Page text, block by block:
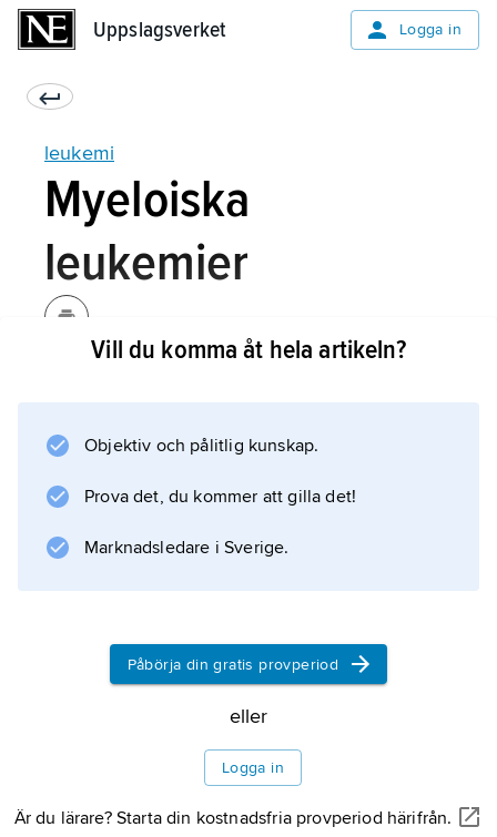
Uppslagsverket Logga in
leukemi
Myeloiska
leukemier
vanligast hos vuxna. Medelåldern för patienter
hos vilka sjukdomen upptäcks är ca 65 år.
Sjukligt förändrade förstadier till blodkroppar
blodbildning. Mängden leukemiceller i det
Information om artikeln
Vill du komma åt hela artikeln?
Objektiv och pålitlig kunskap.
Prova det, du kommer att gilla det!
Marknadsledare i Sverige.
Påbörja din gratis provperiod
eller
Logga in
Är du lärare? Starta din kostnadsfria provperiod härifrån.